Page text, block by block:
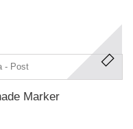
Marker